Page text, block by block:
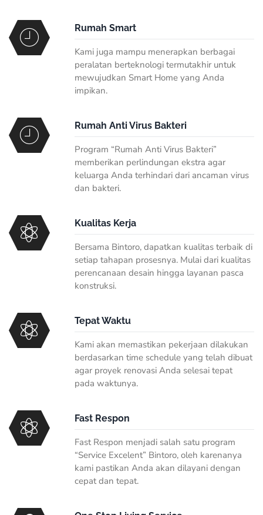
Rumah Smart
Kami juga mampu menerapkan berbagai
peralatan berteknologi termutakhir untuk
mewujudkan Smart Home yang Anda
impikan.
Rumah Anti Virus Bakteri
Program “Rumah Anti Virus Bakteri”
memberikan perlindungan ekstra agar
keluarga Anda terhindari dari ancaman virus
dan bakteri.
Kualitas Kerja
Bersama Bintoro, dapatkan kualitas terbaik di
setiap tahapan prosesnya. Mulai dari kualitas
perencanaan desain hingga layanan pasca
konstruksi.
Tepat Waktu
Kami akan memastikan pekerjaan dilakukan
berdasarkan time schedule yang telah dibuat
agar proyek renovasi Anda selesai tepat
pada waktunya.
Fast Respon
Fast Respon menjadi salah satu program
“Service Excelent” Bintoro, oleh karenanya
kami pastikan Anda akan dilayani dengan
cepat dan tepat.